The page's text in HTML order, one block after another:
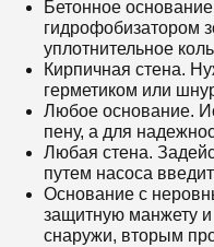
Бетонное
гидрофобизатором
уплотнительное
Кирпичная стена.
герметиком или
Любое основание.
пену, а для
Любая стена.
путем насоса
Основание с
защитную манжету и
снаружи, вторым